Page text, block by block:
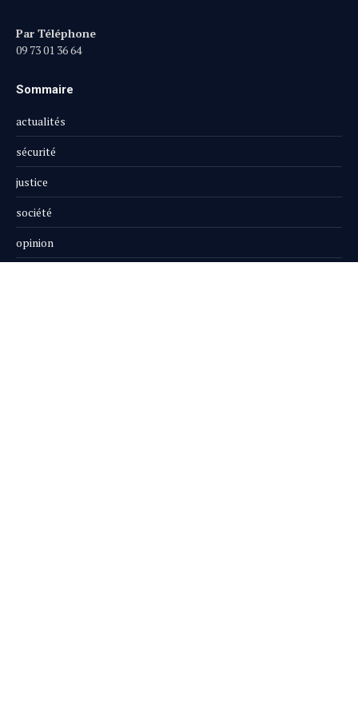
Par Téléphone
09 73 01 36 64
Sommaire
actualités
sécurité
justice
société
opinion